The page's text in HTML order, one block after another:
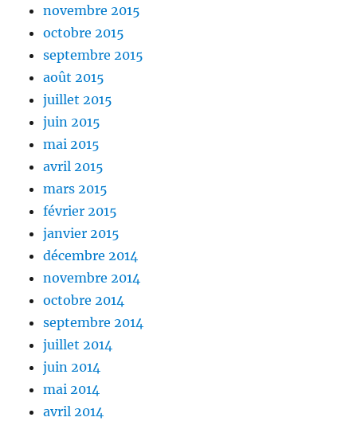
novembre 2015
octobre 2015
septembre 2015
août 2015
juillet 2015
juin 2015
mai 2015
avril 2015
mars 2015
février 2015
janvier 2015
décembre 2014
novembre 2014
octobre 2014
septembre 2014
juillet 2014
juin 2014
mai 2014
avril 2014